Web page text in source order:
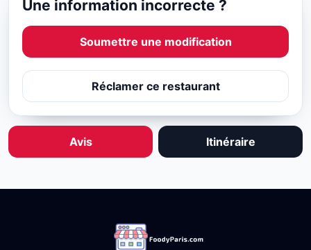
Une information incorrecte ?
Soumettre une modification
Réclamer ce restaurant
Avis Itinéraire